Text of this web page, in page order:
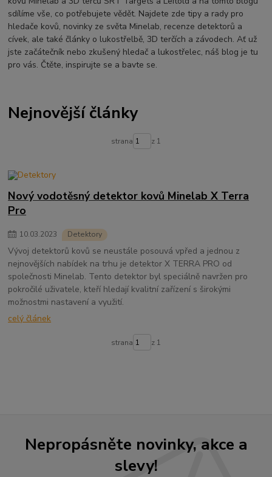
Soutěž o detektor
Severní Čechy
hledání pokladů
technologie Multi IQ
sdílíme vše, co potřebujete vědět. Najdete zde tipy a rady pro
hledače kovů, novinky ze světa Minelab, recenze detektorů a
cívek, ale také články o lukostřelbě, 3D terčích a závodech. Ať už
jste začátečník nebo zkušený hledač a lukostřelec, náš blog je tu
pro vás. Čtěte, inspirujte se a bavte se.
Nejnovější články
strana z 1
Nový vodotěsný detektor kovů Minelab X Terra
Pro
10.03.2023 Detektory
Vývoj detektorů kovů se neustále posouvá vpřed a jednou z
nejnovějších nabídek na trhu je detektor X TERRA PRO od
společnosti Minelab. Tento detektor byl speciálně navržen pro
pokročilé uživatele, kteří hledají kvalitní zařízení s širokými
možnostmi nastavení a využití.
celý článek
strana z 1
Nepropásněte novinky, akce a
slevy!